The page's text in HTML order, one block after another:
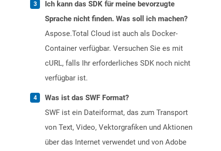
Ich kann das SDK für meine bevorzugte
Sprache nicht finden. Was soll ich machen?
Aspose.Total Cloud ist auch als Docker-
Container verfügbar. Versuchen Sie es mit
cURL, falls Ihr erforderliches SDK noch nicht
verfügbar ist.
Was ist das SWF Format?
SWF ist ein Dateiformat, das zum Transport
von Text, Video, Vektorgrafiken und Aktionen
über das Internet verwendet und von Adobe